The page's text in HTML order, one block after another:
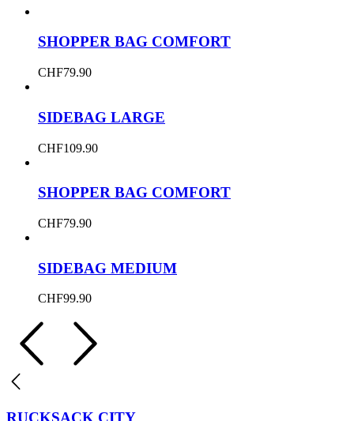
SHOPPER BAG COMFORT
CHF79.90
SIDEBAG LARGE
CHF109.90
SHOPPER BAG COMFORT
CHF79.90
SIDEBAG MEDIUM
CHF99.90
RUCKSACK CITY